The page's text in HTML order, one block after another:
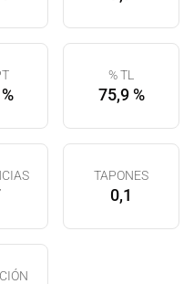
% TL
75,9 %
TAPONES
0,1